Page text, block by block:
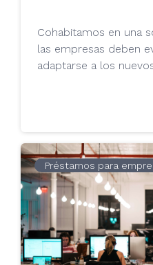
Cohabitamos en una
las empresas deben
adaptarse a los
artículo de Tu Mejor
Préstamos para